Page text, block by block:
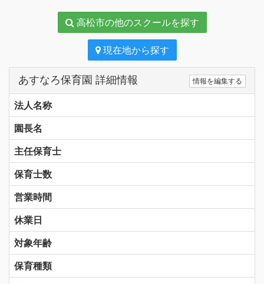
高松市の他のスクールを探す
現在地から探す
あすなろ保育園 詳細情報 情報を編集する
法人名称
園長名
主任保育士
保育士数
営業時間
休業日
対象年齢
保育種類